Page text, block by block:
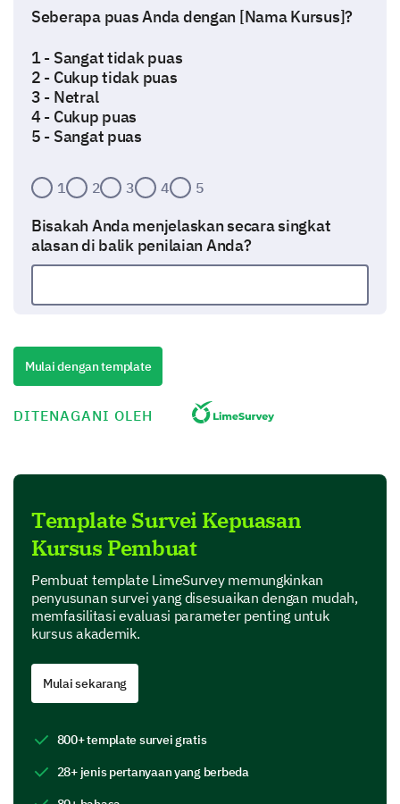
Seberapa puas Anda dengan [Nama Kursus]?
1 - Sangat tidak puas
2 - Cukup tidak puas
3 - Netral
4 - Cukup puas
5 - Sangat puas
1 2 3 4 5
Bisakah Anda menjelaskan secara singkat
alasan di balik penilaian Anda?
Kami tertarik dengan pandangan Anda tentang
konten kursus yang ditawarkan dalam [Nama
Kejelasan tujuan kursus
Kegunaan materi kursus
Kedalaman cakupan subjek
kursus?
Mulai dengan template
DITENAGANI OLEH
Template Survei Kepuasan
Kursus Pembuat
Pembuat template LimeSurvey memungkinkan
penyusunan survei yang disesuaikan dengan mudah,
memfasilitasi evaluasi parameter penting untuk
kursus akademik.
Mulai sekarang
800+ template survei gratis
28+ jenis pertanyaan yang berbeda